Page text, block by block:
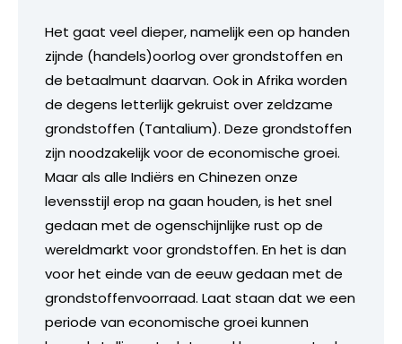
Het gaat veel dieper, namelijk een op handen
zijnde (handels)oorlog over grondstoffen en
de betaalmunt daarvan. Ook in Afrika worden
de degens letterlijk gekruist over zeldzame
grondstoffen (Tantalium). Deze grondstoffen
zijn noodzakelijk voor de economische groei.
Maar als alle Indiërs en Chinezen onze
levensstijl erop na gaan houden, is het snel
gedaan met de ogenschijnlijke rust op de
wereldmarkt voor grondstoffen. En het is dan
voor het einde van de eeuw gedaan met de
grondstoffenvoorraad. Laat staan dat we een
periode van economische groei kunnen